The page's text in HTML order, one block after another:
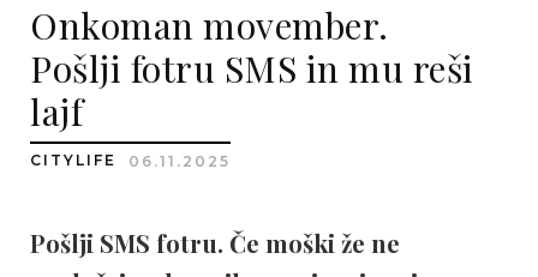
Onkoman movember.
Pošlji fotru SMS in mu reši
lajf
CITYLIFE 06.11.2025
Pošlji SMS fotru. Če moški že ne